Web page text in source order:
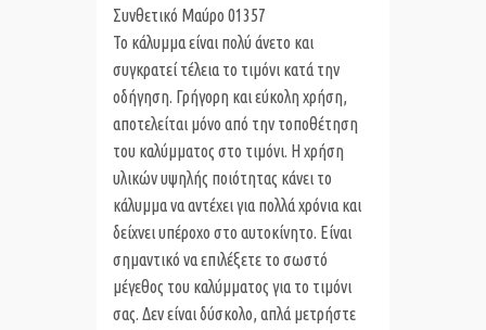
Συνθετικό Μαύρο 01357
Το κάλυμμα είναι πολύ άνετο και
συγκρατεί τέλεια το τιμόνι κατά την
οδήγηση. Γρήγορη και εύκολη χρήση,
αποτελείται μόνο από την τοποθέτηση
του καλύμματος στο τιμόνι. Η χρήση
υλικών υψηλής ποιότητας κάνει το
κάλυμμα να αντέχει για πολλά χρόνια και
δείχνει υπέροχο στο αυτοκίνητο. Είναι
σημαντικό να επιλέξετε το σωστό
μέγεθος του καλύμματος για το τιμόνι
σας. Δεν είναι δύσκολο, απλά μετρήστε